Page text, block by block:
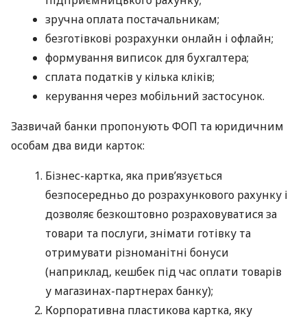
зручна оплата постачальникам;
безготівкові розрахунки онлайн і офлайн;
формування виписок для бухгалтера;
сплата податків у кілька кліків;
керування через мобільний застосунок.
Зазвичай банки пропонують ФОП та юридичним
особам два види карток:
Бізнес-картка, яка прив’язується
безпосередньо до розрахункового рахунку і
дозволяє безкоштовно розраховуватися за
товари та послуги, знімати готівку та
отримувати різноманітні бонуси
(наприклад, кешбек під час оплати товарів
у магазинах-партнерах банку);
Корпоративна пластикова картка, яку